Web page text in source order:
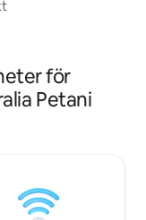
för
Petani